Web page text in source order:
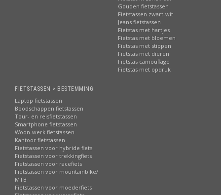
Gouden fietstassen
Fietstassen zwart-wit
Jeans fietstassen
Fietstas met hartjes
Fietstas met bloemen
Fietstas met stippen
Fietstas met dieren
Fietstas camouflage
Fietstas met opdruk
FIETSTASSEN > BESTEMMING
Laptop fietstassen
Boodschappen fietstassen
Tour- en reisfietstassen
Smartphone fietstassen
Woon-werk fietstassen
Kantoor fietstassen
Fietstassen voor hybride fiets
Fietstassen voor trekkingfiets
Fietstassen voor racefiets
Fietstassen voor mountainbike/
MTB
Fietstassen voor moederfiets